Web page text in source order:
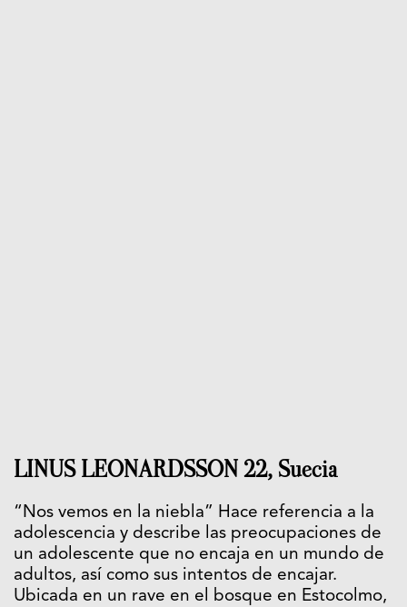
LINUS LEONARDSSON 22, Suecia
“Nos vemos en la niebla” Hace referencia a la
adolescencia y describe las preocupaciones de
un adolescente que no encaja en un mundo de
adultos, así como sus intentos de encajar.
Ubicada en un rave en el bosque en Estocolmo,